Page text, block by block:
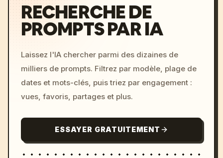
RECHERCHE DE
PROMPTS PAR IA
Laissez l'IA chercher parmi des dizaines de
milliers de prompts. Filtrez par modèle, plage de
dates et mots-clés, puis triez par engagement :
vues, favoris, partages et plus.
ESSAYER GRATUITEMENT